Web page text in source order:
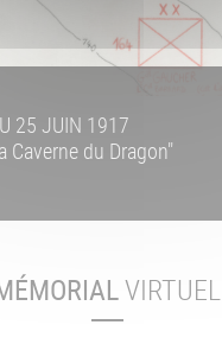
25 JUIN 1917
Caverne du Dragon"
VIRTUEL